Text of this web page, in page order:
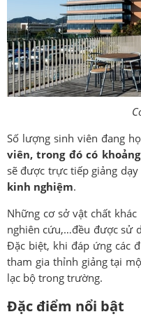
Số lượng sinh viên đang
viên, trong đó có
sẽ được trực tiếp giảng
kinh nghiệm.
Những cơ sở vật chất
nghiên cứu,…đều được sử
Đặc biệt, khi đáp ứng các
tham gia thỉnh giảng tại
lạc bộ trong trường.
Đặc điểm nổi bật